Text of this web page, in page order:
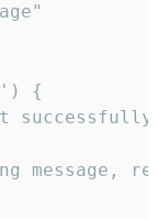
{
message,